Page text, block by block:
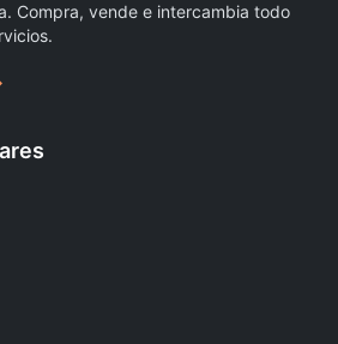
Compra, vende e intercambia todo